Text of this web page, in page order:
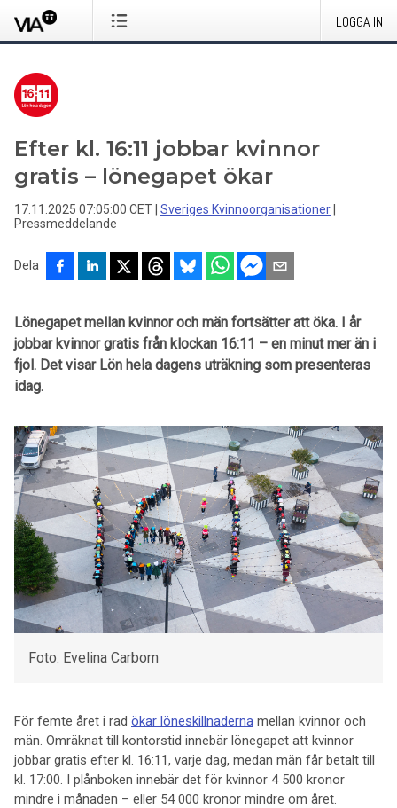
LOGGA IN
Efter kl. 16:11 jobbar kvinnor
gratis – lönegapet ökar
17.11.2025 07:05:00 CET Sveriges Kvinnoorganisationer
Pressmeddelande
Dela
Lönegapet mellan kvinnor och män fortsätter att öka. I år
jobbar kvinnor gratis från klockan 16:11 – en minut mer än i
fjol. Det visar Lön hela dagens uträkning som presenteras
idag.
Foto: Evelina Carborn
För femte året i rad ökar löneskillnaderna mellan kvinnor och
män. Omräknat till kontorstid innebär lönegapet att kvinnor
jobbar gratis efter kl. 16:11, varje dag, medan män får betalt till
kl. 17:00. I plånboken innebär det för kvinnor 4 500 kronor
mindre i månaden – eller 54 000 kronor mindre om året.